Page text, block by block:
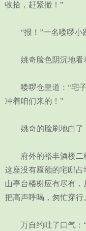
收拾，赶紧撤！”
“报！”一名喽啰小
姚奇脸色阴沉地看
喽啰仓皇道：“宅子
冲着咱们来的！”
姚奇的脸刷地白了
府外的裕丰酒楼二
这座没有匾额的宅邸
山亭台楼榭应有尽有
把高声呼喝，匆忙穿行
万自约吐了口气：“